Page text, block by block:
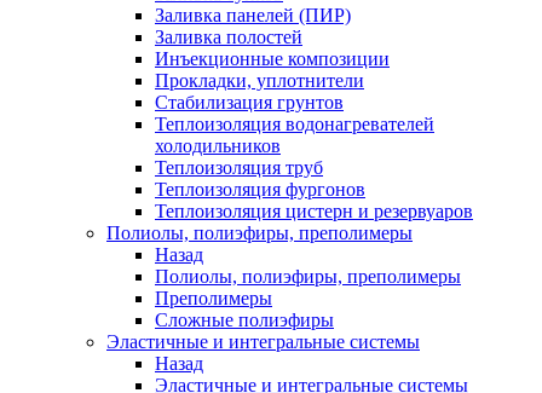
Заливка панелей (ПИР)
Заливка полостей
Инъекционные композиции
Прокладки, уплотнители
Стабилизация грунтов
Теплоизоляция водонагревателей
холодильников
Теплоизоляция труб
Теплоизоляция фургонов
Теплоизоляция цистерн и резервуаров
Полиолы, полиэфиры, преполимеры
Назад
Полиолы, полиэфиры, преполимеры
Преполимеры
Сложные полиэфиры
Эластичные и интегральные системы
Назад
Эластичные и интегральные системы